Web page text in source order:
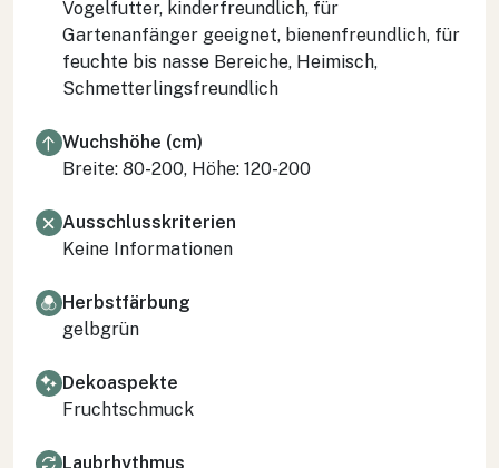
Vogelfutter, kinderfreundlich, für
Gartenanfänger geeignet, bienenfreundlich, für
feuchte bis nasse Bereiche, Heimisch,
Schmetterlingsfreundlich
Wuchshöhe (cm)
Breite: 80-200, Höhe: 120-200
Ausschlusskriterien
Keine Informationen
Herbstfärbung
gelbgrün
Dekoaspekte
Fruchtschmuck
Laubrhythmus